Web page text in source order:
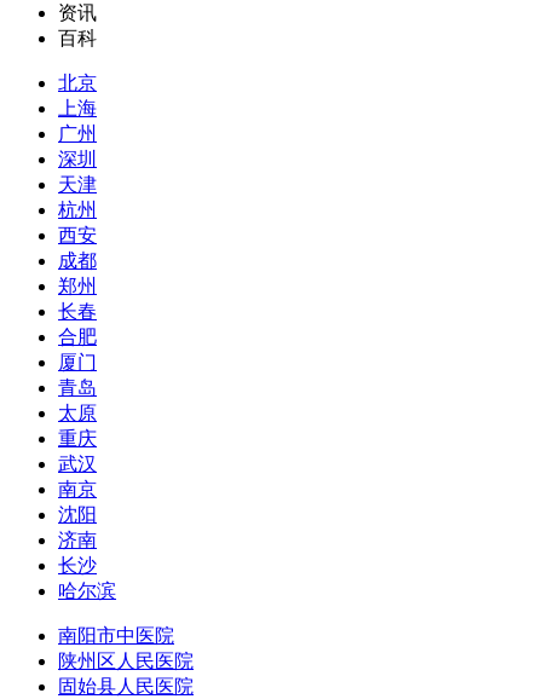
资讯
百科
北京
上海
广州
深圳
天津
杭州
西安
成都
郑州
长春
合肥
厦门
青岛
太原
重庆
武汉
南京
沈阳
济南
长沙
哈尔滨
南阳市中医院
陕州区人民医院
固始县人民医院